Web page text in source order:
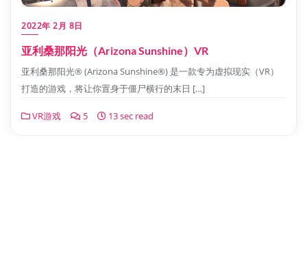
2022年 2月 8日
亚利桑那阳光（Arizona Sunshine）VR
亚利桑那阳光® (Arizona Sunshine®) 是一款专为虚拟现实（VR）
打造的游戏，将让你置身于僵尸横行的末日 […]
VR游戏 5 13 sec read